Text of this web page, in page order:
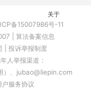
关于